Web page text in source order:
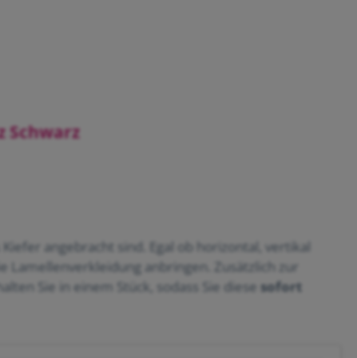
Schwarz
angebracht sind. Egal ob horizontal, vertikal
Lamellenverkleidung anbringen. Zusätzlich zur
Sie in einem Stück, sodass Sie diese sofort